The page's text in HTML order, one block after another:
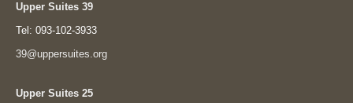
Upper Suites 39
Tel: 093-102-3933
39@uppersuites.org
Upper Suites 25